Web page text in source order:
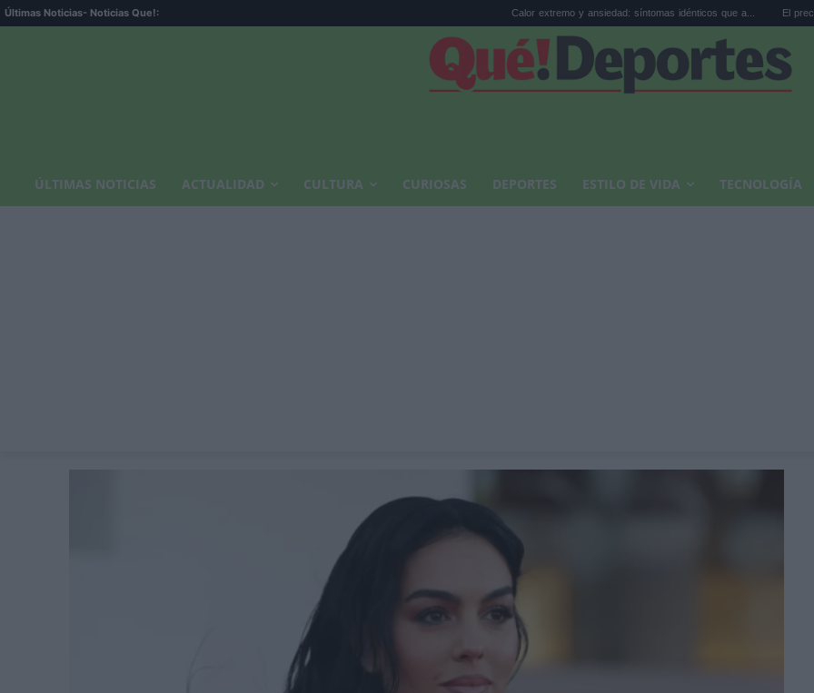
Últimas Noticias- Noticias Que!: Calor extremo y ansiedad: síntomas idénticos que a... El precio de la
ÚLTIMAS NOTICIAS ACTUALIDAD CULTURA CURIOSAS DEPORTES ESTILO DE VIDA TECNOLOGÍA